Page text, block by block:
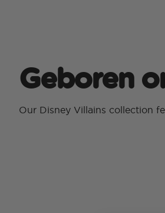
Geboren
Our Disney Villains collection